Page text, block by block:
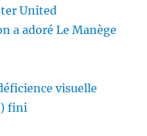
United
a adoré Le Manège
visuelle
fini